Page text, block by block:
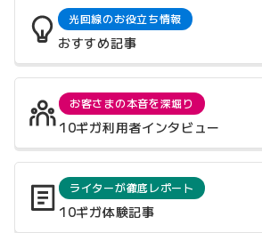
光回線のお役立ち情報
おすすめ記事
お客さまの本音を深堀り
10ギガ利用者インタビュー
ライターが徹底レポート
10ギガ体験記事